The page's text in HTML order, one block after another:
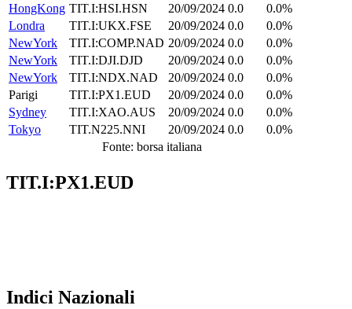
HongKong TIT.I:HSI.HSN 20/09/2024 0.0
0.0%
Londra
TIT.I:UKX.FSE 20/09/2024 0.0
0.0%
NewYork
TIT.I:COMP.NAD 20/09/2024 0.0
0.0%
NewYork
TIT.I:DJI.DJD 20/09/2024 0.0
0.0%
NewYork
TIT.I:NDX.NAD 20/09/2024 0.0
0.0%
Parigi
TIT.I:PX1.EUD 20/09/2024 0.0
0.0%
Sydney
TIT.I:XAO.AUS 20/09/2024 0.0
0.0%
Tokyo
TIT.N225.NNI 20/09/2024 0.0
0.0%
Fonte: borsa italiana
TIT.I:PX1.EUD
Indici Nazionali